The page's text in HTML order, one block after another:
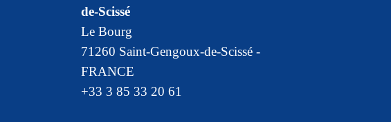
de-Scissé
Le Bourg
71260 Saint-Gengoux-de-Scissé -
FRANCE
+33 3 85 33 20 61